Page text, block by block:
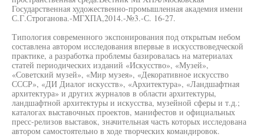
Государственная художественно-промышленная академия имени
С.Г.Строганова.-МГХПА,2014.-№3.-С. 16-27.
Типология современного экспонирования под открытым небом
составлена автором исследования впервые в искусствоведческой
практике, а разработка проблемы базировалась на материалах
статей периодических изданий «Искусство», «Музей»,
«Советский музей», «Мир музея», «Декоративное искусство
СССР», «ДИ Диалог искусств», «Архитектура», «Ландшафтная
архитектура» и других журналов в области архитектуры,
ландшафтной архитектуры и искусства, музейной сферы и т.д.;
каталогах выставочных проектов, манифестов и официальных
пресс-релизов выставок, значительная часть которых исследована
автором самостоятельно в ходе творческих командировок.